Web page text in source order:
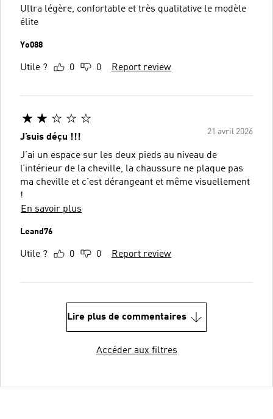
Ultra légère, confortable et très qualitative le modèle
élite
Yo088
Utile ? 0 0 Report review
21 avril 2026
J’suis déçu !!!
J’ai un espace sur les deux pieds au niveau de
l’intérieur de la cheville, la chaussure ne plaque pas
ma cheville et c’est dérangeant et même visuellement
!
En savoir plus
Leand76
Utile ? 0 0 Report review
Lire plus de commentaires
Accéder aux filtres